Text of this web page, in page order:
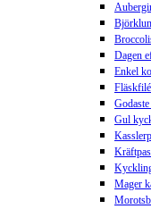
Dagen
Enkel
Gul
Mager